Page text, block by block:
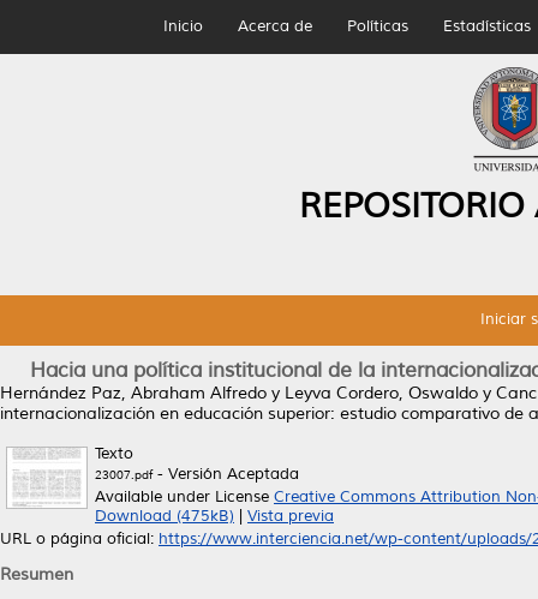
Inicio Acerca de Políticas Estadísticas
Iniciar
Hacia una política institucional de la
Hernández Paz, Abraham Alfredo y Leyva Cordero, Oswaldo y
internacionalización en educación superior: estudio comparativo de
Texto
23007.pdf- Versión Aceptada
Available under License Creative Commons Attribution
Download (475kB)
Vista previa
URL o página oficial: https://www.interciencia.net/wp-content/uploads/
Resumen